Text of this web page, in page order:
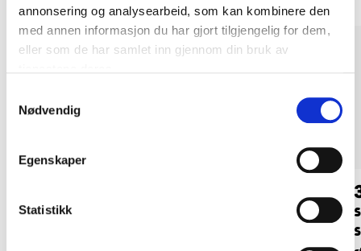
annonsering og analysearbeid, som kan kombinere den
med annen informasjon du har gjort tilgjengelig for dem,
eller som de har samlet inn gjennom din bruk av
Nødvendig
Egenskaper
Statistikk
PR41 Zink-Air